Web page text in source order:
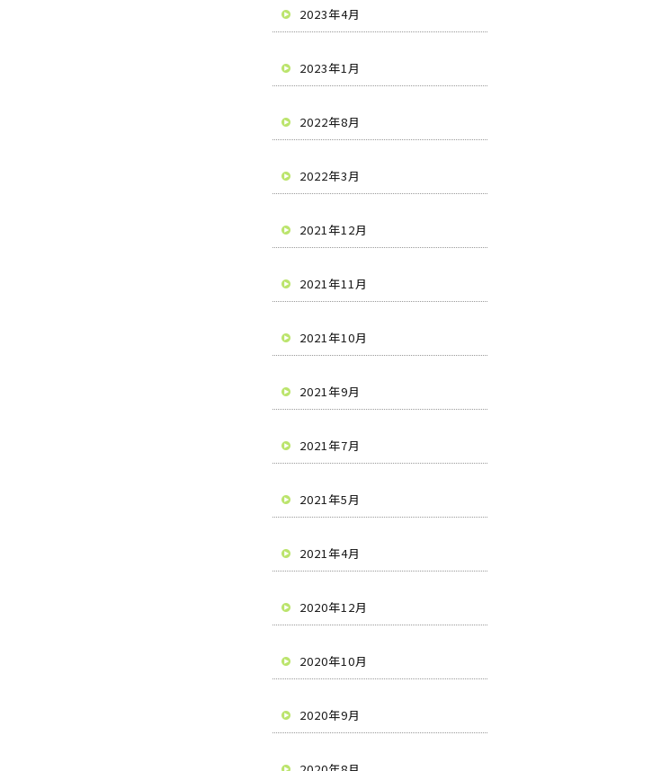
2023年4月
2023年1月
2022年8月
2022年3月
2021年12月
2021年11月
2021年10月
2021年9月
2021年7月
2021年5月
2021年4月
2020年12月
2020年10月
2020年9月